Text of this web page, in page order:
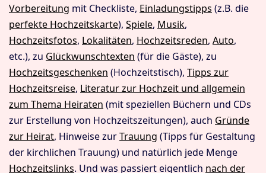
Vorbereitung mit Checkliste, Einladungstipps (z.B. die
perfekte Hochzeitskarte), Spiele, Musik,
Hochzeitsfotos, Lokalitäten, Hochzeitsreden, Auto,
etc.), zu Glückwunschtexten (für die Gäste), zu
Hochzeitsgeschenken (Hochzeitstisch), Tipps zur
Hochzeitsreise, Literatur zur Hochzeit und allgemein
zum Thema Heiraten (mit speziellen Büchern und CDs
zur Erstellung von Hochzeitszeitungen), auch Gründe
zur Heirat, Hinweise zurTrauung (Tipps für Gestaltung
der kirchlichen Trauung) und natürlich jede Menge
Hochzeitslinks. Und was passiert eigentlich nach der